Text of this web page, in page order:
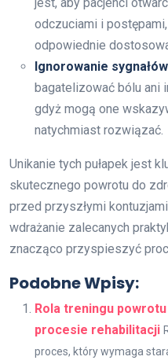
odczuciami i
odpowiednie
Ignorowanie
bagatelizować bólu ani
gdyż mogą one
natychmiast rozwiązać.
Unikanie tych pułapek jest
skutecznego powrotu do
przed przyszłymi
wdrażanie zalecanych
znacząco przyspieszyć
Podobne Wpisy:
Rola treningu
procesie rehabilitacji
proces, który wymaga